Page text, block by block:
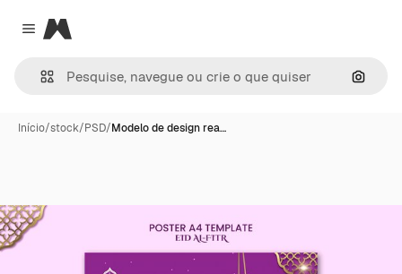
Close menu
Magnific
Início/stock/PSD/Modelo de design rea…